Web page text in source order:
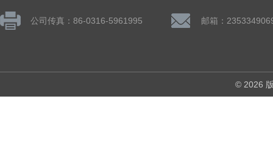
公司传真：86-0316-5961995 邮箱：
© 2026